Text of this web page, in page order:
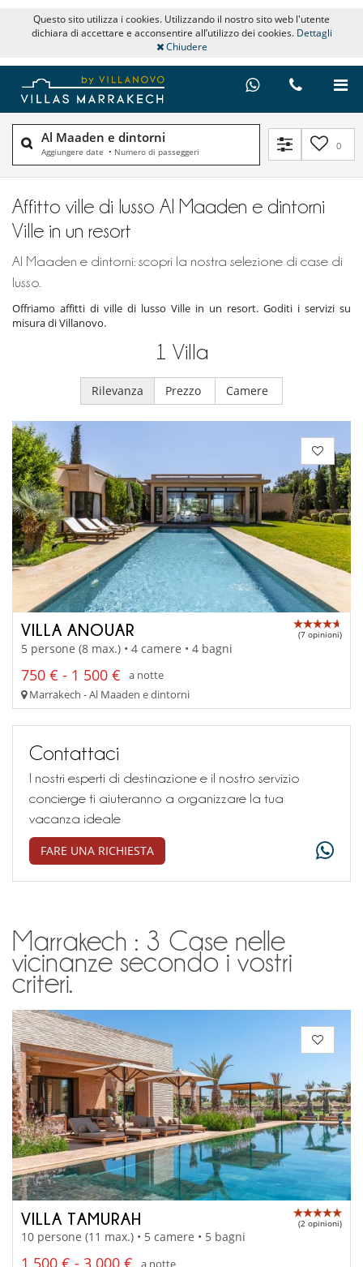
Questo sito utilizza i cookies. Utilizzando il nostro sito web l'utente
dichiara di accettare e acconsentire all’utilizzo dei cookies. Dettagli
Chiudere
Al Maaden e dintorni
Aggiungere date • Numero di passeggeri 0
Affitto ville di lusso Al Maaden e dintorni
Ville in un resort
Al Maaden e dintorni: scopri la nostra selezione di case di
lusso.
Offriamo affitti di ville di lusso Ville in un resort. Goditi i servizi su
misura di Villanovo.
1 Villa
Rilevanza Prezzo Camere
VILLA ANOUAR (7 opinioni)
5 persone (8 max.) • 4 camere • 4 bagni
750 € - 1 500 €
a notte
Marrakech - Al Maaden e dintorni
Contattaci
I nostri esperti di destinazione e il nostro servizio
concierge ti aiuteranno a organizzare la tua
vacanza ideale
FARE UNA RICHIESTA
Marrakech : 3 Case nelle
vicinanze secondo i vostri
criteri.
VILLA TAMURAH (2 opinioni)
10 persone (11 max.) • 5 camere • 5 bagni
a notte